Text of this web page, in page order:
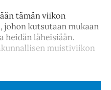
tämän viikon
johon kutsutaan mukaan
läheisiään.
muistiviikon